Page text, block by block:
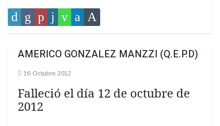
AMERICO GONZALEZ MANZZI (Q.E.P.D)
16 Octubre 2012
Falleció el día 12 de octubre de
2012